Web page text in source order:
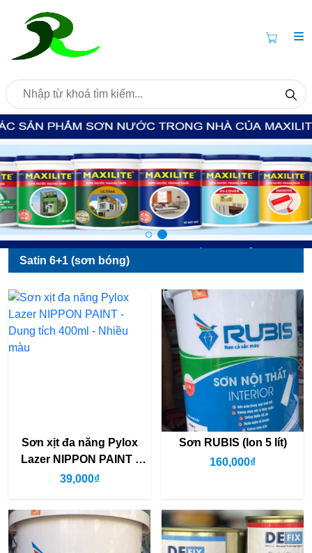
Satin 6+1 (sơn bóng)
Sơn xịt đa năng Pylox
Lazer NIPPON PAINT -
Dung tích 400ml - Nhiều
39,000₫
Sơn RUBIS (lon 5 lít)
160,000₫